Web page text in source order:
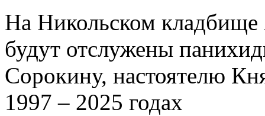
На Никольском
будут отслужены
Сорокину, настоятелю
1997 – 2025 годах